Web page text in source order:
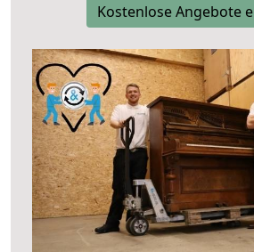
Kostenlose Angebote